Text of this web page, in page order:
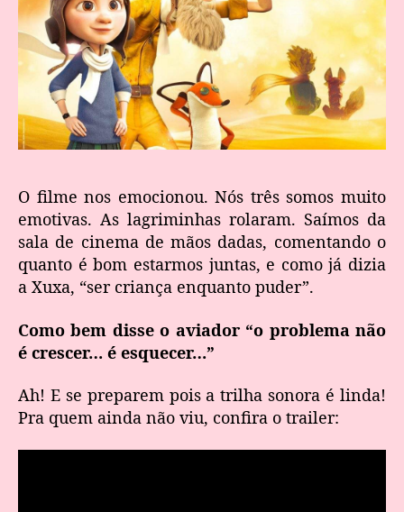
O filme nos emocionou. Nós três somos muito
emotivas. As lagriminhas rolaram. Saímos da
sala de cinema de mãos dadas, comentando o
quanto é bom estarmos juntas, e como já dizia
a Xuxa, “ser criança enquanto puder”.
Como bem disse o aviador “o problema não
é crescer… é esquecer…”
Ah! E se preparem pois a trilha sonora é linda!
Pra quem ainda não viu, confira o trailer: